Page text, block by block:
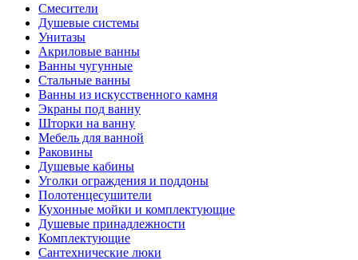
Смесители
Душевые системы
Унитазы
Акриловые ванны
Ванны чугунные
Стальные ванны
Ванны из искусственного камня
Экраны под ванну
Шторки на ванну
Мебель для ванной
Раковины
Душевые кабины
Уголки ограждения и поддоны
Полотенцесушители
Кухонные мойки и комплектующие
Душевые принадлежности
Комплектующие
Сантехнические люки